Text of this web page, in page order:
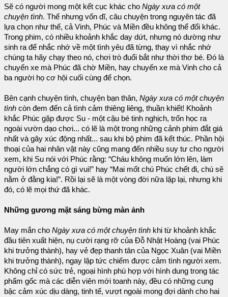
Sẽ có người mong một kết cục khác cho Ngày xưa có một
chuyện tình. Thế nhưng vốn dĩ, câu chuyện trong nguyên tác đã
lựa chọn như thế, cả Vinh, Phúc và Miền đều không thể đổi khác.
Trong phim, có nhiều khoảnh khắc day dứt, nhưng nó dường như
sinh ra để nhắc nhớ về một tình yêu đã từng, thay vì nhắc nhớ
chúng ta hãy chạy theo nó, chơi trò đuổi bắt như thời thơ bé. Đó là
chuyến xe mà Phúc đã chờ Miền, hay chuyến xe mà Vinh cho cả
ba người họ cơ hội cuối cùng để chọn.
Bên cạnh chuyện tình, chuyện bạn thân, Ngày xưa có một chuyện
tình còn đem đến cả tình cảm thiêng liêng, thuần khiết! Khoảnh
khắc Phúc gặp được Su - một cậu bé tinh nghịch, trốn học ra
ngoài vườn dạo chơi... có lẽ là một trong những cảnh phim đắt giá
nhất và gây xúc động nhất... sau khi bộ phim đã kết thúc. Phần hội
thoại của hai nhân vật này cũng mang đến nhiều suy tư cho người
xem, khi Su nói với Phúc rằng: “Cháu không muốn lớn lên, làm
người lớn chẳng có gì vui!” hay “Mai mốt chú Phúc chết đi, chú sẽ
nằm ở đằng kia!”. Rồi lại sẽ là một vòng đời nữa lặp lại, nhưng khi
đó, có lẽ mọi thứ đã khác.
Những gương mặt sáng bừng màn ảnh
May mắn cho Ngày xưa có một chuyện tình khi từ khoảnh khắc
đầu tiên xuất hiện, nụ cười rạng rỡ của Đỗ Nhật Hoàng (vai Phúc
khi trưởng thành), hay vẻ đẹp thanh tân của Ngọc Xuân (vai Miền
khi trưởng thành), ngay lập tức chiếm được cảm tình người xem.
Không chỉ có sức trẻ, ngoại hình phù hợp với hình dung trong tác
phẩm gốc mà các diễn viên mới toanh này, đều có những cung
bậc cảm xúc dịu dàng, tinh tế, vượt ngoài mong đợi dành cho hai